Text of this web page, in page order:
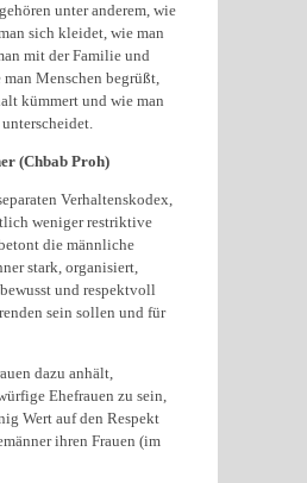
unter anderem, wie
sich kleidet, wie man
mit der Familie und
Menschen begrüßt,
kümmert und wie man
(Chbab Proh)
Verhaltenskodex,
weniger restriktive
die männliche
stark, organisiert,
und respektvoll
sein sollen und für
dazu anhält,
Ehefrauen zu sein,
Wert auf den Respekt
ihren Frauen (im